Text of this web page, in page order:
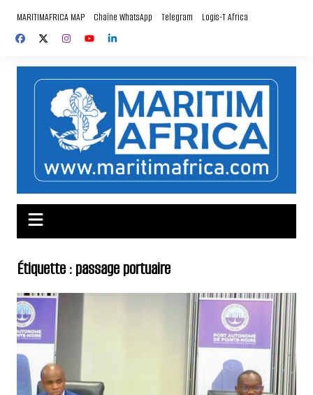
contenu
MARITIMAFRICA MAP Chaîne WhatsApp Telegram Logis-T Africa
Étiquette :passage portuaire